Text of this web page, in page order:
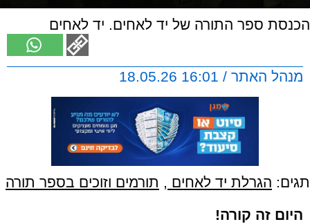
הכנסת ספר התורה של יד לאחים. יד לאחים
מנהל האתר / 16:01 18.05.26
תגים: הגרלת יד לאחים , תורמים וזוכים בספר תורה
היום זה קורה!